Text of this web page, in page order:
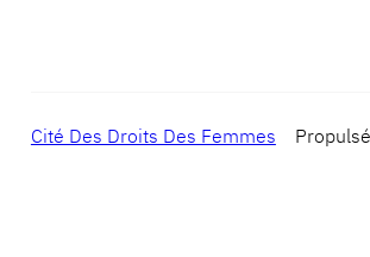
Cité Des Droits Des Femmes